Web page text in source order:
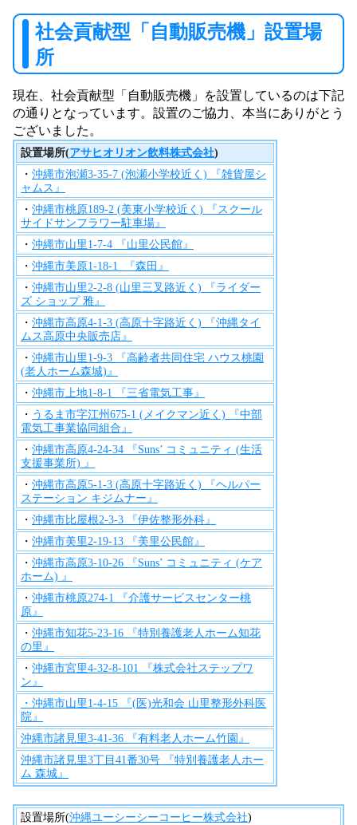
社会貢献型「自動販売機」設置場
所
現在、社会貢献型「自動販売機」を設置しているのは下記
の通りとなっています。設置のご協力、本当にありがとう
ございました。
設置場所(アサヒオリオン飲料株式会社)
・ 沖縄市泡瀬3-35-7 (泡瀬小学校近く) 『雑貨屋シ
ャムス』
・ 沖縄市桃原189-2 (美東小学校近く) 『スクール
サイドサンフラワー駐車場』
・ 沖縄市山里1-7-4 『山里公民館』
・ 沖縄市美原1-18-1 『森田』
・ 沖縄市山里2-2-8 (山里三叉路近く) 『ライダー
ズ ショップ 雅』
・ 沖縄市高原4-1-3 (高原十字路近く) 『沖縄タイ
ムス高原中央販売店』
・ 沖縄市山里1-9-3 『高齢者共同住宅 ハウス桃園
(老人ホーム森城)』
・ 沖縄市上地1-8-1 『三省電気工事』
・ うるま市字江州675-1 (メイクマン近く) 『中部
電気工事業協同組合』
・ 沖縄市高原4-24-34 『Suns’ コミュニティ (生活
支援事業所) 』
・ 沖縄市高原5-1-3 (高原十字路近く) 『ヘルパー
ステーション キジムナー』
・ 沖縄市比屋根2-3-3 『伊佐整形外科』
・ 沖縄市美里2-19-13 『美里公民館』
・ 沖縄市高原3-10-26 『Suns’ コミュニティ (ケア
ホーム) 』
・ 沖縄市桃原274-1 『介護サービスセンター桃
原』
・ 沖縄市知花5-23-16 『特別養護老人ホーム知花
の里』
・ 沖縄市宮里4-32-8-101 『株式会社ステップワ
ン』
・沖縄市山里1-4-15 『(医)光和会 山里整形外科医
院』
沖縄市諸見里3-41-36 『有料老人ホーム竹園』
沖縄市諸見里3丁目41番30号 『特別養護老人ホー
ム 森城』
設置場所(沖縄ユーシーシーコーヒー株式会社)